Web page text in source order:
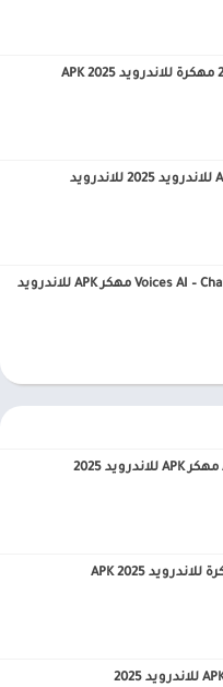
تنزيل برنامج Voices AI – Change Your Voice مهكر APK للاندرويد